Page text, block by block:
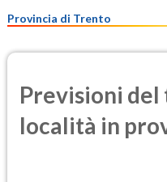
Provincia di Trento
Previsioni
località in